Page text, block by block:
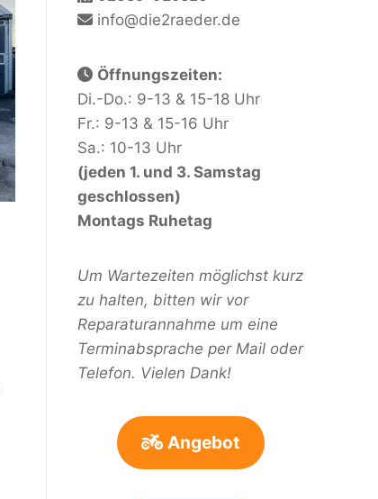
info@die2raeder.de
Öffnungszeiten:
Di.-Do.: 9-13 & 15-18 Uhr
Fr.: 9-13 & 15-16 Uhr
Sa.: 10-13 Uhr
(jeden 1. und 3. Samstag
geschlossen)
Montags Ruhetag
Um Wartezeiten möglichst kurz
zu halten, bitten wir vor
Reparaturannahme um eine
Terminabsprache per Mail oder
Telefon. Vielen Dank!
Angebot